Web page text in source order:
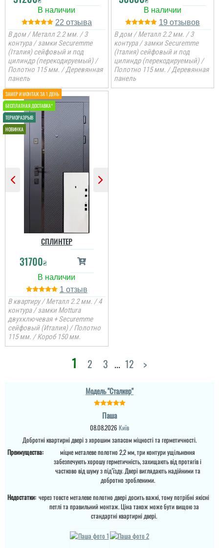
Анжела
3-4 дні і двері вже були
встановлені, причому
так акуратно все
зробили, що в середині
не потрібно робити
відкосів. Фото нище
додаю....
читати всі відгуки
Денис
дверей , нічого більше
відпадають всі питання
які двері повинні бути в
якістю дверей,і
ВИЩОМУ РІВНІ ! Бажаю
22
В дом / Металл 2.2 мм. / 3
контура / замки Securemme
(Італия) сейфовый и под
цилиндр (перекодируемый) /
Полотно 115 мм. / Деревянная
панель
19
В дом / Металл 2.2 мм. / 3
контура / замки Securemme
(Італия) сейфовый и под
цилиндр (перекодируемый) /
Полотно 115 мм. / Деревянная
панель
СПЛИНТЕР
31700₴
1
В квартиру / Металл 2.2 мм. / 4
контура / замки Mottura
двухключевая + Securemme
сейфовый (Италия) / Полотно
115 мм. / Короб 150 мм.
1 2 3 ... 12 >
Модель "Сталкер"
Паша
08.08.2026 Київ
Добротні квартирні двері з хорошим запасом міцності та герметичності.
Преимущества:
міцне металеве полотно 2,2 мм, три контури ущільнення
забезпечують хорошу герметичність, захищають від протягів і
частково від шуму з під’їзду. Двері виглядають надійними та
добротно зробленими.
Недостатки: через товсте металеве полотно двері досить важкі, тому потрібні якісні
петлі та правильний монтаж. Ціна також може бути вищою за
стандартні квартирні двері.